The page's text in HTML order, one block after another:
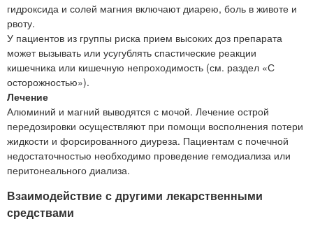
гидроксида и солей магния включают диарею, боль в животе и
рвоту.
У пациентов из группы риска прием высоких доз препарата
может вызывать или усугублять спастические реакции
кишечника или кишечную непроходимость (см. раздел «С
осторожностью»).
Лечение
Алюминий и магний выводятся с мочой. Лечение острой
передозировки осуществляют при помощи восполнения потери
жидкости и форсированного диуреза. Пациентам с почечной
недостаточностью необходимо проведение гемодиализа или
перитонеального диализа.
Взаимодействие с другими лекарственными
средствами